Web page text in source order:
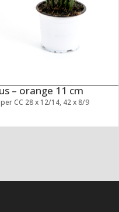
– orange 11 cm
CC 28 x 12/14, 42 x 8/9